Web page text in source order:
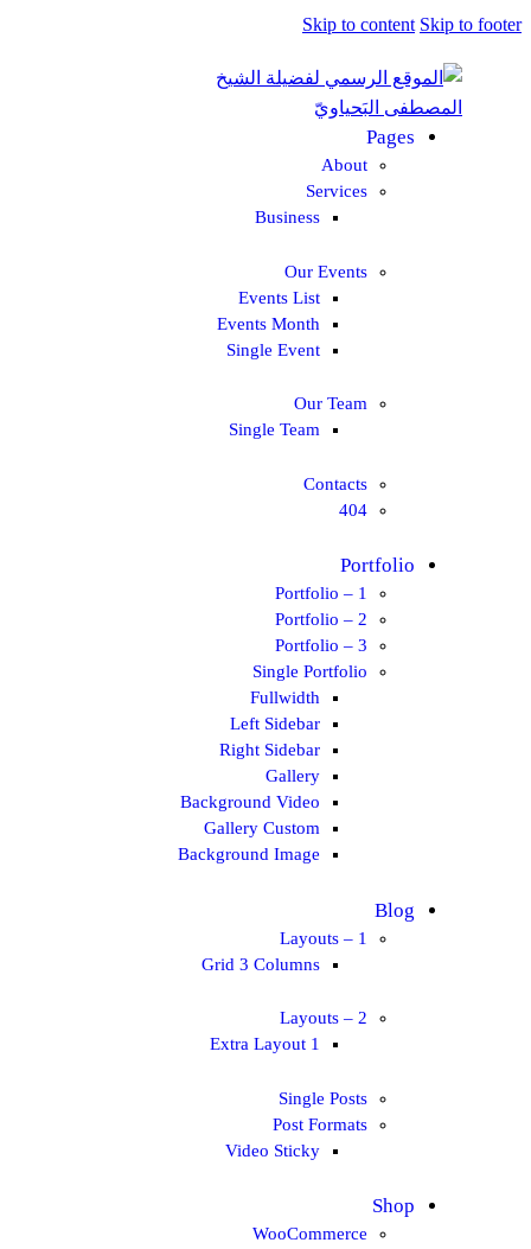
Skip to content Skip to footer
Pages
About
Services
Business
Our Events
Events List
Events Month
Single Event
Our Team
Single Team
Contacts
404
Portfolio
Portfolio – 1
Portfolio – 2
Portfolio – 3
Single Portfolio
Fullwidth
Left Sidebar
Right Sidebar
Gallery
Background Video
Gallery Custom
Background Image
Blog
Layouts – 1
Grid 3 Columns
Layouts – 2
Extra Layout 1
Single Posts
Post Formats
Video Sticky
Shop
WooCommerce